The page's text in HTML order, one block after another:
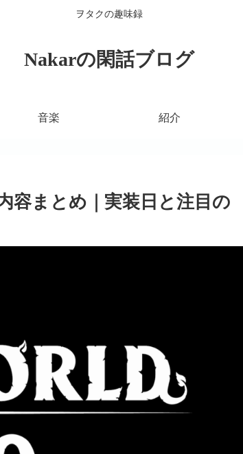
ヲタクの趣味録
Nakarの閑話ブログ
音楽 紹介
容まとめ｜実装日と注目の